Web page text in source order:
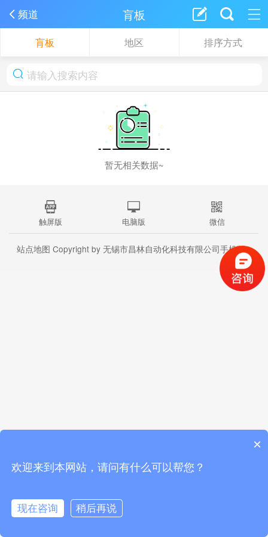
频道 肓板
肓板 地区 排序方式
暂无相关数据~
触屏版 电脑版 微信
站点地图 Copyright by 无锡市昌林自动化科技有限公司手机版
×
欢迎来到本网站，请问有什么可以帮您？
现在咨询 稍后再说